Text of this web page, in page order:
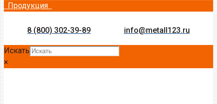
Продукция
8 (800) 302-39-89 info@metall123.ru
Искать
×